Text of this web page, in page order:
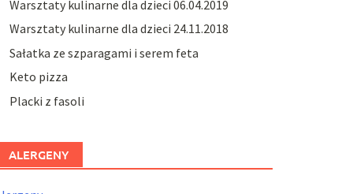
Warsztaty kulinarne dla dzieci 06.04.2019
Warsztaty kulinarne dla dzieci 24.11.2018
Sałatka ze szparagami i serem feta
Keto pizza
Placki z fasoli
ALERGENY